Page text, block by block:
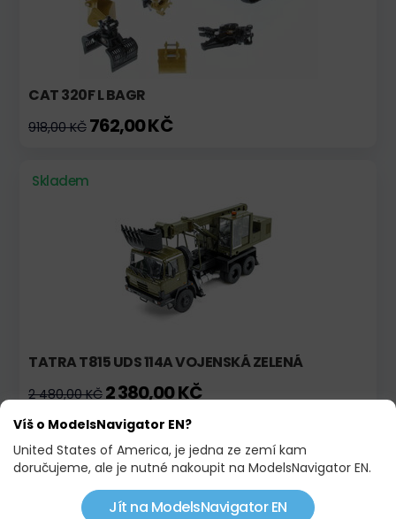
CAT 320F L BAGR
918,00 KČ 762,00 KČ
Skladem
TATRA T815 UDS 114A VOJENSKÁ ZELENÁ
2 480,00 KČ 2 380,00 KČ
Skladem
Víš o ModelsNavigator EN?
United States of America, je jedna ze zemí kam
doručujeme, ale je nutné nakoupit na ModelsNavigator EN.
Jít na ModelsNavigator EN